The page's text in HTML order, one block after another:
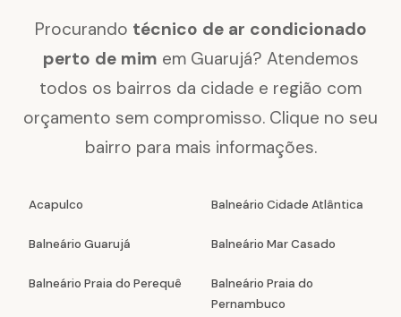
Procurando técnico de ar condicionado
perto de mim em Guarujá? Atendemos
todos os bairros da cidade e região com
orçamento sem compromisso. Clique no seu
bairro para mais informações.
Acapulco Balneário Cidade Atlântica
Balneário Guarujá Balneário Mar Casado
Balneário Praia do Perequê
Balneário Praia do
Pernambuco